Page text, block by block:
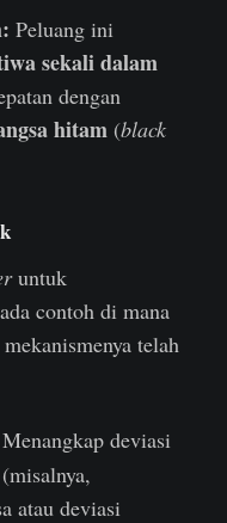
Peluang ini
sekali dalam
dengan
hitam (black
untuk
contoh di mana
telah
deviasi
atau deviasi